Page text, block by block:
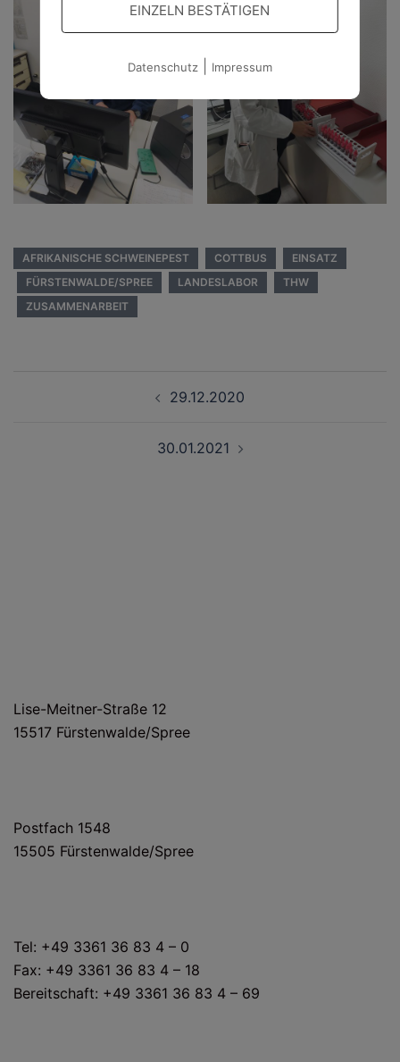
AFRIKANISCHE SCHWEINEPEST COTTBUS
EINSATZ
FÜRSTENWALDE/SPREE
LANDESLABOR
THW
ZUSAMMENARBEIT
29.12.2020
30.01.2021
Lise-Meitner-Straße 12
15517 Fürstenwalde/Spree
Postfach 1548
15505 Fürstenwalde/Spree
Tel: +49 3361 36 83 4 – 0
Fax: +49 3361 36 83 4 – 18
Bereitschaft: +49 3361 36 83 4 – 69
EINZELN BESTÄTIGEN
Datenschutz| Impressum